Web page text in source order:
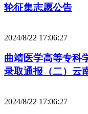
轮征集志愿公告
2024/8/22 17:06:27
曲靖医学高等专科
录取通报（二）云
2024/8/22 17:06:27